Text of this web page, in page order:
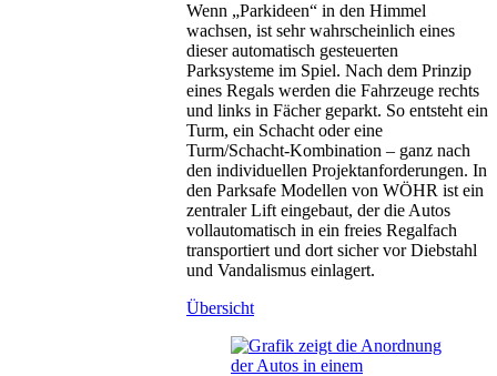
Wenn „Parkideen“ in den Himmel
wachsen, ist sehr wahrscheinlich eines
dieser automatisch gesteuerten
Parksysteme im Spiel. Nach dem Prinzip
eines Regals werden die Fahrzeuge rechts
und links in Fächer geparkt. So entsteht ein
Turm, ein Schacht oder eine
Turm/Schacht-Kombination – ganz nach
den individuellen Projektanforderungen. In
den Parksafe Modellen von WÖHR ist ein
zentraler Lift eingebaut, der die Autos
vollautomatisch in ein freies Regalfach
transportiert und dort sicher vor Diebstahl
und Vandalismus einlagert.
Übersicht